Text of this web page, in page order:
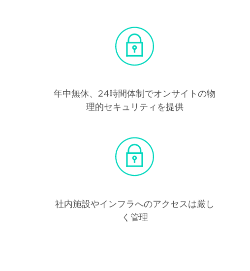
年中無休、24時間体制でオンサイトの物
理的セキュリティを提供
社内施設やインフラへのアクセスは厳し
く管理